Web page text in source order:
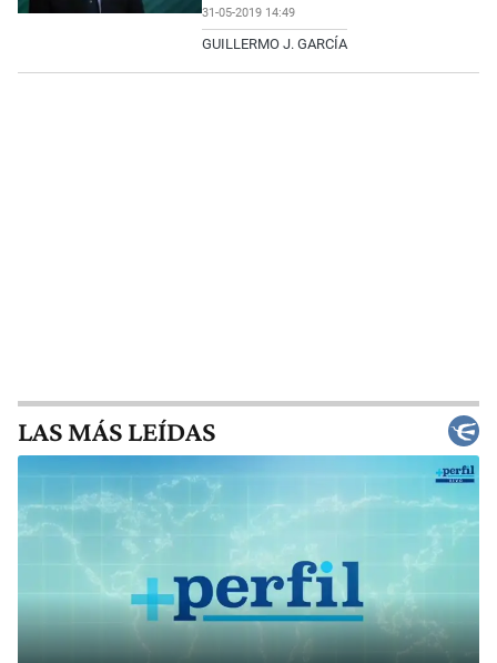
31-05-2019 14:49
GUILLERMO J. GARCÍA
LAS MÁS LEÍDAS